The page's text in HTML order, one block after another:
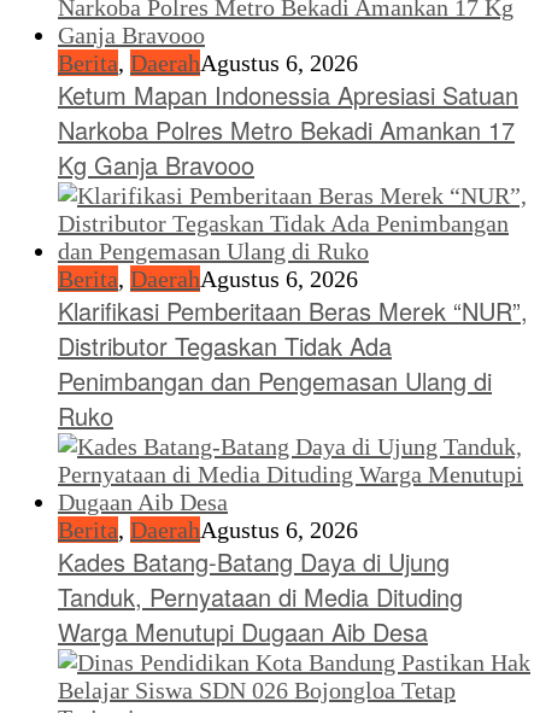
Berita, DaerahAgustus 6, 2026
Ketum Mapan Indonessia Apresiasi Satuan
Narkoba Polres Metro Bekadi Amankan 17
Kg Ganja Bravooo
Berita, DaerahAgustus 6, 2026
Klarifikasi Pemberitaan Beras Merek “NUR”,
Distributor Tegaskan Tidak Ada
Penimbangan dan Pengemasan Ulang di
Ruko
Berita, DaerahAgustus 6, 2026
Kades Batang-Batang Daya di Ujung
Tanduk, Pernyataan di Media Dituding
Warga Menutupi Dugaan Aib Desa